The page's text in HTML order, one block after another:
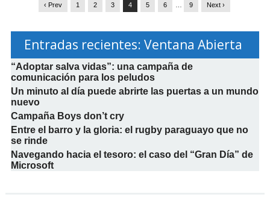
‹ Prev 1 2 3 4 5 6 9 Next ›
Entradas recientes: Ventana Abierta
“Adoptar salva vidas”: una campaña de
comunicación para los peludos
Un minuto al día puede abrirte las puertas a un mundo
nuevo
Campaña Boys don’t cry
Entre el barro y la gloria: el rugby paraguayo que no
se rinde
Navegando hacia el tesoro: el caso del “Gran Día” de
Microsoft